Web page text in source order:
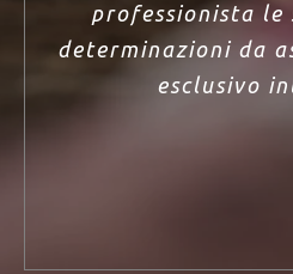
professionista le
determinazioni da
esclusivo